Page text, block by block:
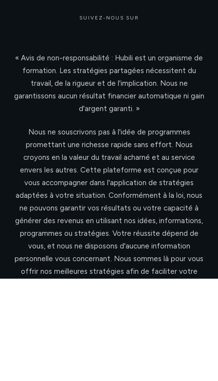
SUIVEZ-NOUS SUR
« Avis de non-responsabilité : Hubili est un organisme de
formation. Les stratégies partagées nécessitent du
travail, de la rigueur et de l'implication. Nous ne
garantissons aucun résultat financier automatique ni gain
d'argent garanti. »
Nous ne souscrivons pas à l'idée de programmes
promettant une richesse rapide sans effort. Nous
croyons en la valeur du travail acharné et au service
envers les autres. Cette plateforme est conçue pour
vous accompagner dans l'application de stratégies
adaptées à votre situation. Conformément à la loi, nous
ne pouvons garantir vos résultats ou votre capacité à
générer des revenus en utilisant nos idées, informations,
programmes ou stratégies. Votre réussite dépend de
vous, et nous ne disposons d'aucune information
personnelle vous concernant. Nous sommes là pour vous
offrir nos meilleures stratégies afin de faciliter votre